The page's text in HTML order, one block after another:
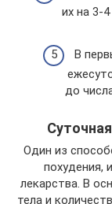
их на 3-
В
до
Один из
похудения,
лекарства. В
тела и